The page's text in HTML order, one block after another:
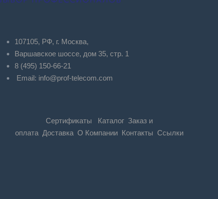
107105, РФ, г. Москва,
Варшавское шоссе, дом 35, стр. 1
8 (495) 150-66-21
Email: info@prof-telecom.com
Сертификаты Каталог Заказ и
оплата Доставка О Компании Контакты Ссылки